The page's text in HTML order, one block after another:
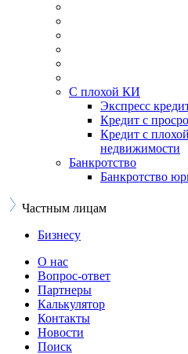
С плохой КИ
Экспресс
Кредит с
Кредит с
недвижимости
Банкротство
Банкротство
Частным лицам
Бизнесу
О нас
Вопрос-ответ
Партнеры
Калькулятор
Контакты
Новости
Поиск